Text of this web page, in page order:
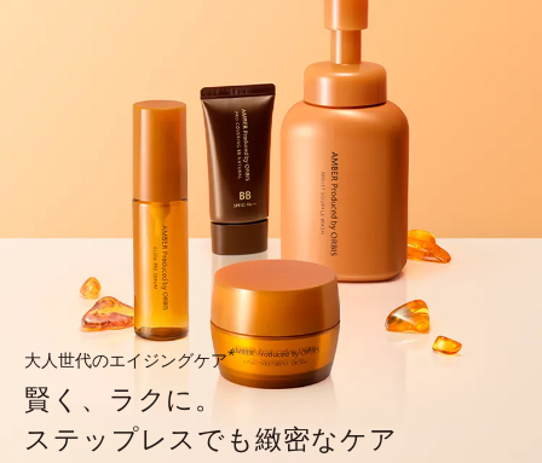
大人世代のエイジングケア*
賢く、ラクに。
ステップレスでも緻密なケア